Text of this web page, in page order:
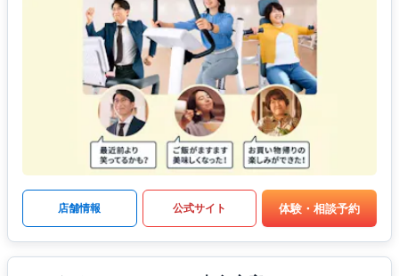
店舗情報 公式サイト 体験・相談予約